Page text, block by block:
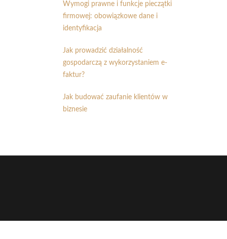
Wymogi prawne i funkcje pieczątki
firmowej: obowiązkowe dane i
identyfikacja
Jak prowadzić działalność
gospodarczą z wykorzystaniem e-
faktur?
Jak budować zaufanie klientów w
biznesie